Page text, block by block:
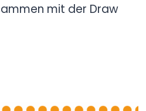
mit der Draw